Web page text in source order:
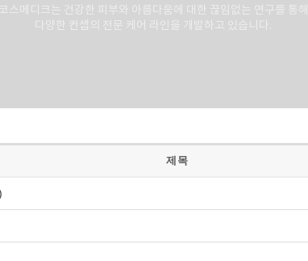
코스메디크는 건강한 피부와 아름다움에 대한 끊임없는 연구를 통해
다양한 컨셉의 전문 케어 라인을 개발하고 있습니다.
제목